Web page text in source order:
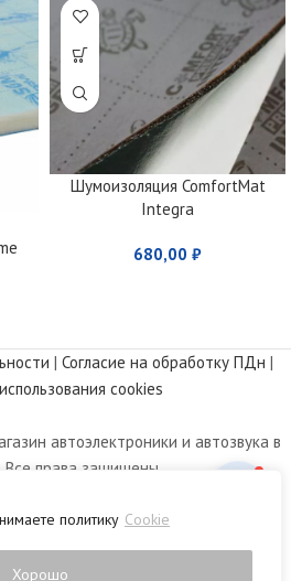
политику Cookie
Хорошо
Шумоизоляция ComfortMat
Integra
680,00 ₽
| Согласие на обработку ПДн |
cookies
автоэлектроники и автозвука в
права защищены.
офертой, определяемой
437 Гражданского кодекса РФ.